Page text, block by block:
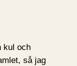
kul och
så jag